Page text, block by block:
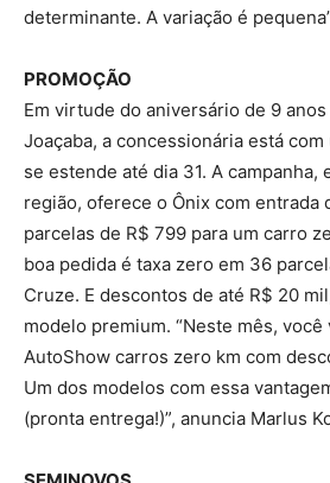
determinante. A variação é
PROMOÇÃO
Em virtude do aniversário de 9
Joaçaba, a concessionária está
se estende até dia 31. A campanha,
região, oferece o Ônix com entrada
parcelas de R$ 799 para um carro
boa pedida é taxa zero em 36
Cruze. E descontos de até R$ 20
modelo premium. “Neste mês,
AutoShow carros zero km com
Um dos modelos com essa
(pronta entrega!)”, anuncia Marlus